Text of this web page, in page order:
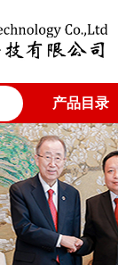
产品目录